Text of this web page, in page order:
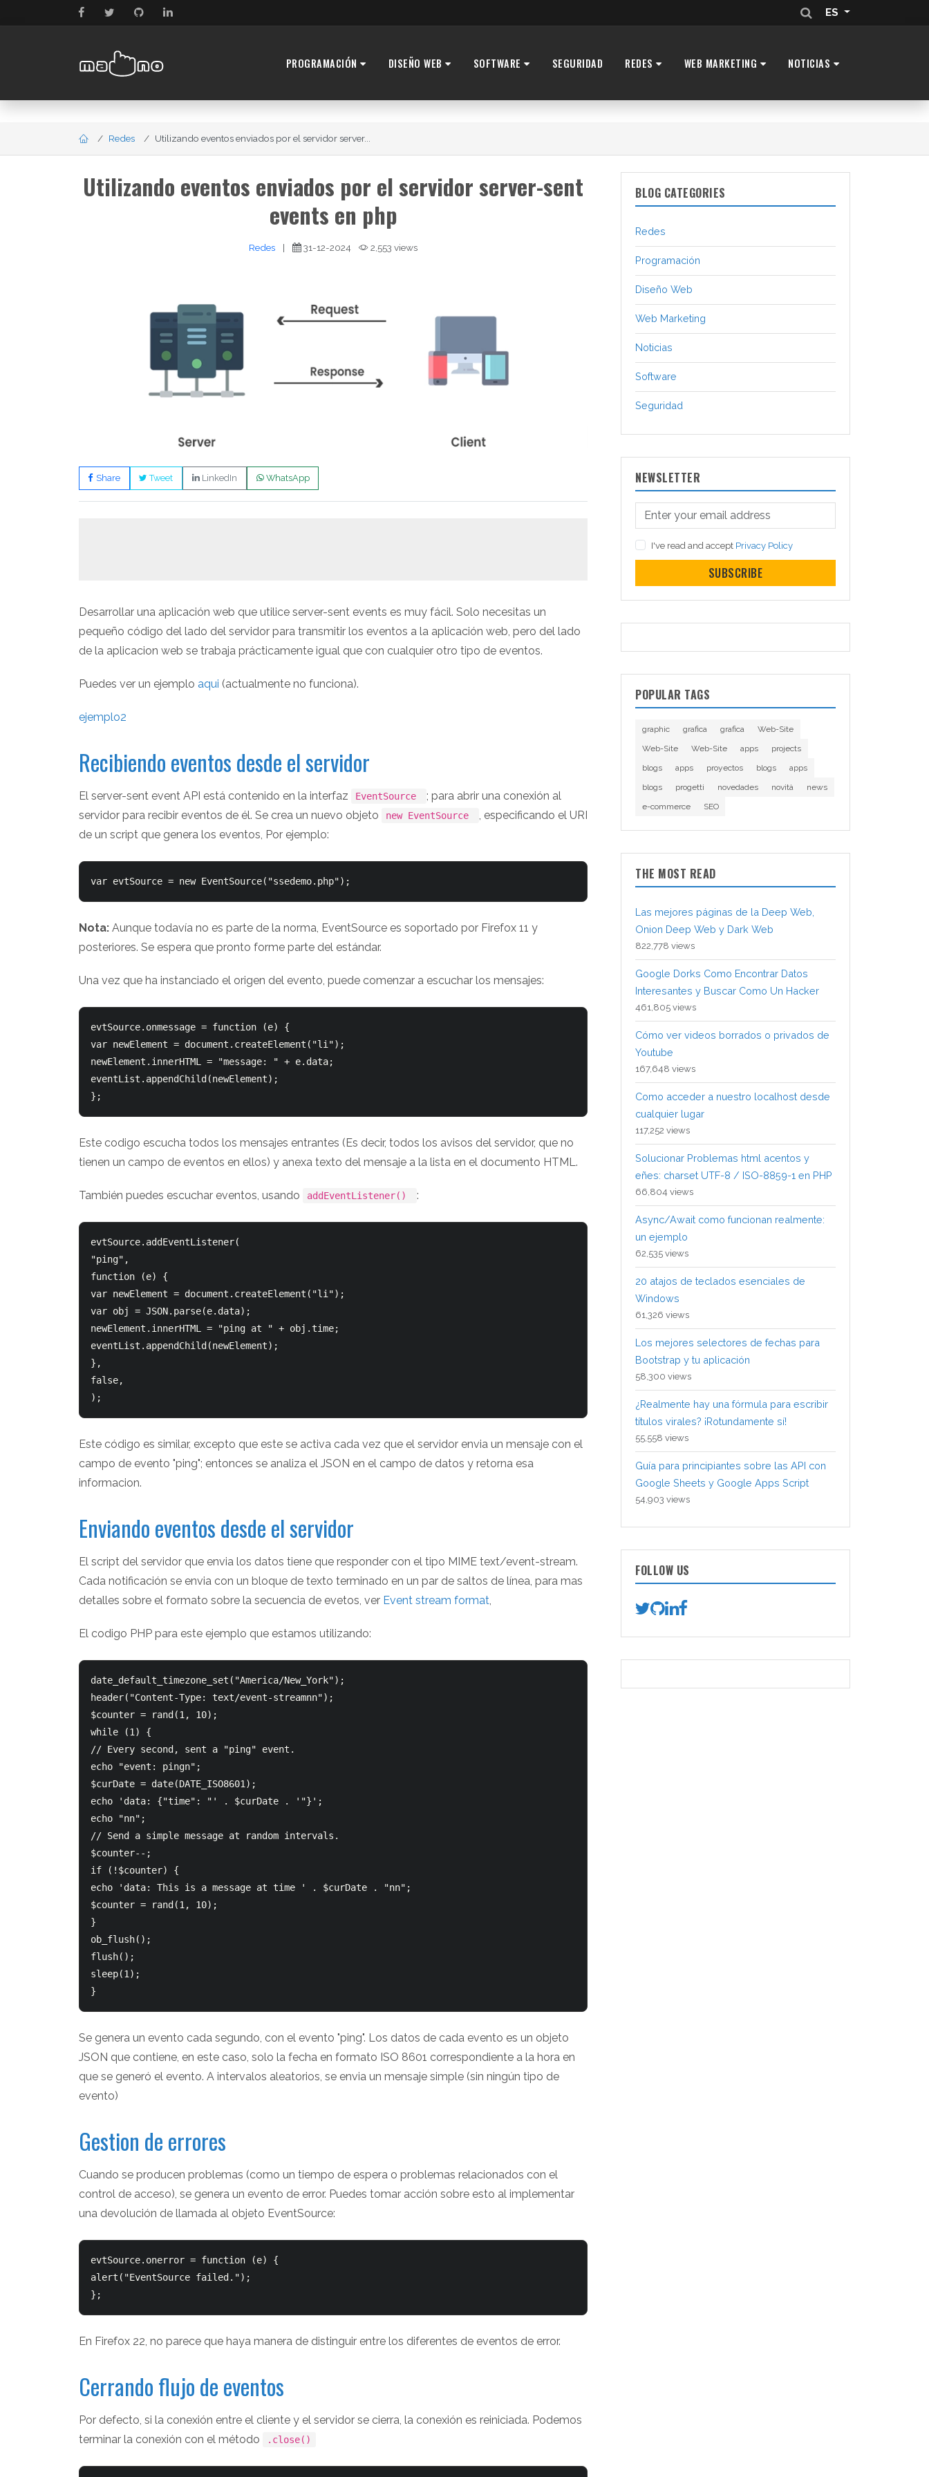
ES
PROGRAMACIÓN DISEÑO WEB SOFTWARE SEGURIDAD REDES WEB MARKETING NOTICIAS
Redes Utilizando eventos enviados por el servidor server...
Utilizando eventos enviados por el servidor server-sent
events en php
Redes | 31-12-2024 2,553 views
Share Tweet LinkedIn WhatsApp
Desarrollar una aplicación web que utilice server-sent events es muy fácil. Solo necesitas un
pequeño código del lado del servidor para transmitir los eventos a la aplicación web, pero del lado
de la aplicacion web se trabaja prácticamente igual que con cualquier otro tipo de eventos.
Puedes ver un ejemplo aqui (actualmente no funciona).
ejemplo2
Recibiendo eventos desde el servidor
El server-sent event API está contenido en la interfaz EventSource
; para abrir una conexión al
servidor para recibir eventos de él. Se crea un nuevo objeto
new EventSource
, especificando el URI
de un script que genera los eventos, Por ejemplo:
Nota: Aunque todavía no es parte de la norma, EventSource es soportado por Firefox 11 y
posteriores. Se espera que pronto forme parte del estándar.
Una vez que ha instanciado el origen del evento, puede comenzar a escuchar los mensajes:
evtSource.onmessage = function (e) {
var newElement = document.createElement("li");
newElement.innerHTML = "message: " + e.data;
eventList.appendChild(newElement);
Este codigo escucha todos los mensajes entrantes (Es decir, todos los avisos del servidor, que no
tienen un campo de eventos en ellos) y anexa texto del mensaje a la lista en el documento HTML.
También puedes escuchar eventos, usando addEventListener() :
evtSource.addEventListener(
"ping",
function (e) {
var newElement = document.createElement("li");
var obj = JSON.parse(e.data);
newElement.innerHTML = "ping at " + obj.time;
eventList.appendChild(newElement);
},
false,
Este código es similar, excepto que este se activa cada vez que el servidor envia un mensaje con el
campo de evento "ping"; entonces se analiza el JSON en el campo de datos y retorna esa
informacion.
Enviando eventos desde el servidor
El script del servidor que envia los datos tiene que responder con el tipo MIME text/event-stream.
Cada notificación se envia con un bloque de texto terminado en un par de saltos de línea, para mas
detalles sobre el formato sobre la secuencia de evetos, ver Event stream format
El codigo PHP para este ejemplo que estamos utilizando:
date_default_timezone_set("America/New_York");
header("Content-Type: text/event-streamnn");
$counter = rand(1, 10);
while (1) {
// Every second, sent a "ping" event.
echo "event: pingn";
$curDate = date(DATE_ISO8601);
echo 'data: {"time": "' . $curDate . '"}';
echo "nn";
// Send a simple message at random intervals.
$counter--;
if (!$counter) {
echo 'data: This is a message at time ' . $curDate . "nn";
$counter = rand(1, 10);
}
ob_flush();
flush();
sleep(1);
Se genera un evento cada segundo, con el evento "ping". Los datos de cada evento es un objeto
JSON que contiene, en este caso, solo la fecha en formato ISO 8601 correspondiente a la hora en
que se generó el evento. A intervalos aleatorios, se envia un mensaje simple (sin ningún tipo de
evento)
Gestion de errores
Cuando se producen problemas (como un tiempo de espera o problemas relacionados con el
control de acceso), se genera un evento de error. Puedes tomar acción sobre esto al implementar
una devolución de llamada al objeto EventSource:
evtSource.onerror = function (e) {
alert("EventSource failed.");
En Firefox 22, no parece que haya manera de distinguir entre los diferentes de eventos de error.
Cerrando flujo de eventos
Por defecto, si la conexión entre el cliente y el servidor se cierra, la conexión es reiniciada. Podemos
terminar la conexión con el método
.close()
BLOG CATEGORIES
Redes
Programación
Diseño Web
Web Marketing
Noticias
Software
Seguridad
NEWSLETTER
I've read and accept Privacy Policy
SUBSCRIBE
POPULAR TAGS
graphic grafica grafica
Web-Site
Web-Site
Web-Site apps
projects
blogs
apps proyectos blogs
apps
blogs
progetti novedades novità
news
e-commerce
SEO
THE MOST READ
Las mejores páginas de la Deep Web,
Onion Deep Web y Dark Web
822,778 views
Google Dorks Como Encontrar Datos
Interesantes y Buscar Como Un Hacker
461,805 views
Cómo ver videos borrados o privados de
Youtube
167,648 views
Como acceder a nuestro localhost desde
cualquier lugar
117,252 views
Solucionar Problemas html acentos y
eñes: charset UTF-8 / ISO-8859-1 en PHP
66,804 views
Async/Await como funcionan realmente:
un ejemplo
62,535 views
20 atajos de teclados esenciales de
Windows
61,326 views
Los mejores selectores de fechas para
Bootstrap y tu aplicación
58,300 views
¿Realmente hay una fórmula para escribir
títulos virales? ¡Rotundamente sí!
55,558 views
Guía para principiantes sobre las API con
Google Sheets y Google Apps Script
54,903 views
FOLLOW US